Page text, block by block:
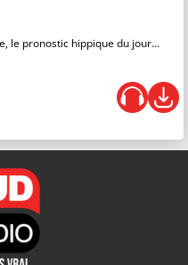
le pronostic hippique du jour...